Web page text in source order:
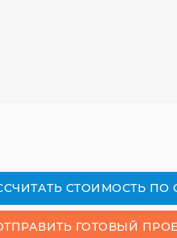
СТОИМОСТЬ
ГОТОВЫЙ